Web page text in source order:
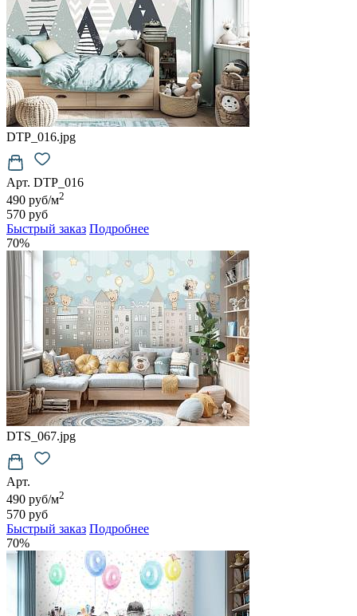
DTP_016.jpg
Арт. DTP_016
490 руб/м2
570 руб
Быстрый заказ Подробнее
70%
DTS_067.jpg
Арт.
490 руб/м2
570 руб
Быстрый заказ Подробнее
70%